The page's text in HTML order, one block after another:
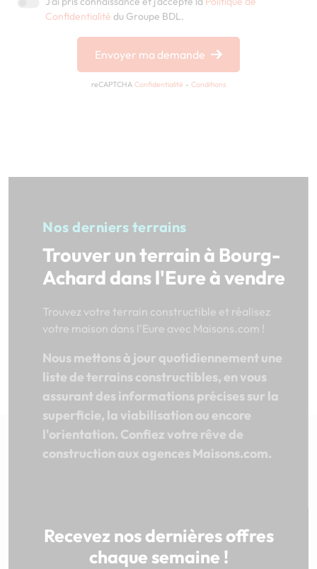
Confidentialité du Groupe BDL.
Envoyer ma demande
reCAPTCHA Confidentialité - Conditions
Nos derniers terrains
Trouver un terrain à Bourg-
Achard dans l'Eure à vendre
Trouvez votre terrain constructible et réalisez
votre maison dans l'Eure avec Maisons.com !
Nous mettons à jour quotidiennement une
liste de terrains constructibles, en vous
assurant des informations précises sur la
superficie, la viabilisation ou encore
l'orientation. Confiez votre rêve de
construction aux agences Maisons.com.
Recevez nos dernières offres
chaque semaine !